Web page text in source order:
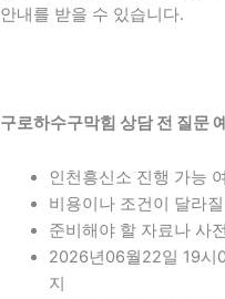
안내를 받을 수 있습니다.
구로하수구막힘 상담 전 질문
인천흥신소 진행 가능
비용이나 조건이 달라
준비해야 할 자료나 사
2026년06월22일 19시
지